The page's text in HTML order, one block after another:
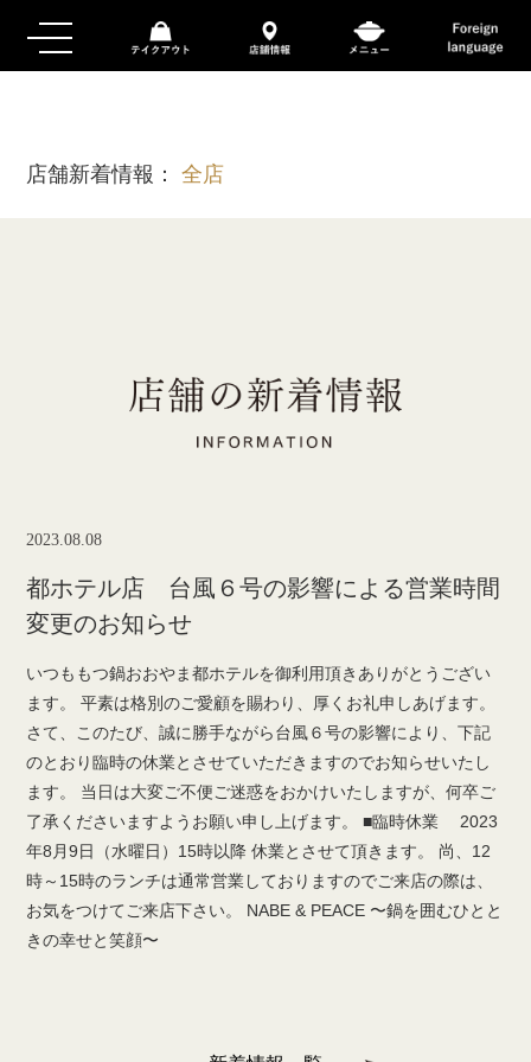
店舗新着情報：全店
2023.08.08
都ホテル店 台風６号の影響による営業時間
変更のお知らせ
いつももつ鍋おおやま都ホテルを御利用頂きありがとうござい
ます。 平素は格別のご愛顧を賜わり、厚くお礼申しあげます。
さて、このたび、誠に勝手ながら台風６号の影響により、下記
のとおり臨時の休業とさせていただきますのでお知らせいたし
ます。 当日は大変ご不便ご迷惑をおかけいたしますが、何卒ご
了承くださいますようお願い申し上げます。 ■臨時休業 2023
年8月9日（水曜日）15時以降 休業とさせて頂きます。 尚、12
時～15時のランチは通常営業しておりますのでご来店の際は、
お気をつけてご来店下さい。 NABE & PEACE 〜鍋を囲むひとと
きの幸せと笑顔〜